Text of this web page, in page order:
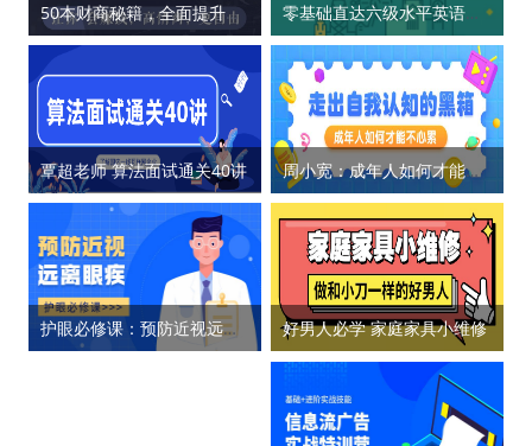
50本财商秘籍，全面提升你的财富力 零基础直达六级水平英语学习
覃超老师 算法面试通关40讲 周小宽：成年人如何才能不心累
护眼必修课：预防近视远离眼疾 好男人必学 家庭家具小维修